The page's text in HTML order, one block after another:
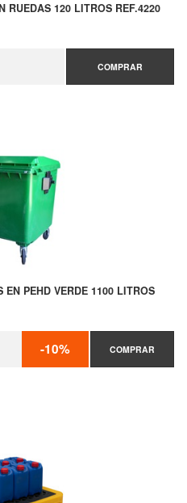
RUEDAS 120 LITROS REF.4220
COMPRAR
EN PEHD VERDE 1100 LITROS
-10% COMPRAR